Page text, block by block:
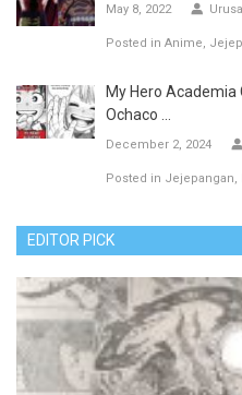
May 8, 2022
Posted in Anime
My Hero Academia
Ochaco ...
December 2, 2024
Posted in Jejepangan
EDITOR PICK